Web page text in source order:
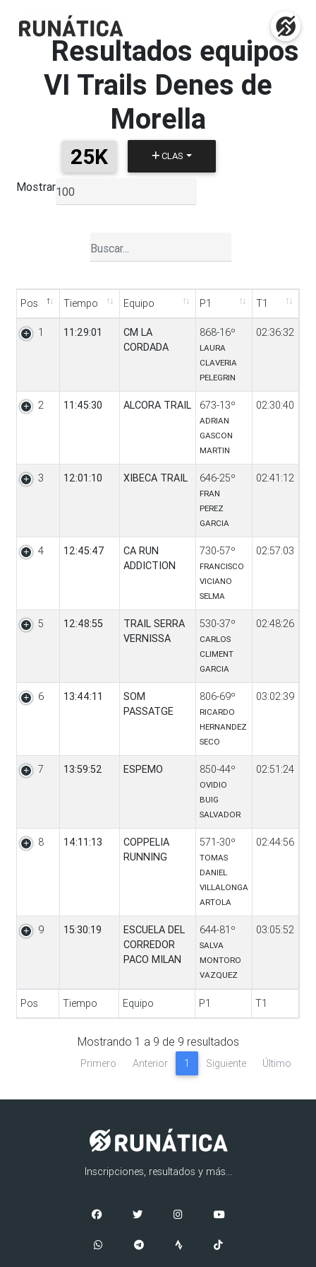
Resultados equipos
VI Trails Denes de
Morella
25K CLAS
Mostrar
Pos Tiempo Equipo P1
T1
Pos
Tiempo Equipo P1 T1
1 11:29:01
CM LA
CORDADA
868-16º
LAURA
CLAVERIA
PELEGRIN
02:36:32
2 11:45:30 ALCORA TRAIL 673-13º
ADRIAN
GASCON
MARTIN
02:30:40
3 12:01:10 XIBECA TRAIL 646-25º
FRAN
PEREZ
GARCIA
02:41:12
4 12:45:47
CA RUN
ADDICTION
730-57º
FRANCISCO
VICIANO
SELMA
02:57:03
5 12:48:55
TRAIL SERRA
VERNISSA
530-37º
CARLOS
CLIMENT
GARCIA
02:48:26
6 13:44:11
SOM
PASSATGE
806-69º
RICARDO
HERNANDEZ
SECO
03:02:39
7 13:59:52 ESPEMO 850-44º
OVIDIO
BUIG
SALVADOR
02:51:24
8 14:11:13
COPPELIA
RUNNING
571-30º
TOMAS
DANIEL
VILLALONGA
ARTOLA
02:44:56
9 15:30:19
ESCUELA DEL
CORREDOR
PACO MILAN
644-81º
SALVA
MONTORO
VAZQUEZ
03:05:52
Pos Tiempo Equipo P1 T1
Mostrando 1 a 9 de 9 resultados
Primero Anterior 1 Siguiente Último
Inscripciones, resultados y más...